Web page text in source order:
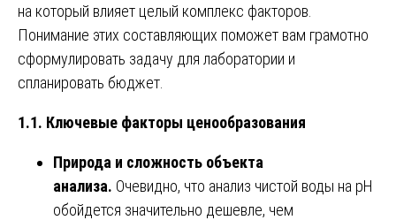
на который влияет целый комплекс факторов.
Понимание этих составляющих поможет вам грамотно
сформулировать задачу для лаборатории и
спланировать бюджет.
1.1. Ключевые факторы ценообразования
Природа и сложность объекта
анализа. Очевидно, что анализ чистой воды на pH
обойдется значительно дешевле, чем